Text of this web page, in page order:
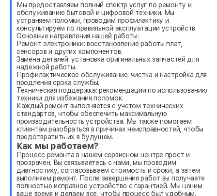
Мы предоставляем полный спектр услуг по ремонту и
обслуживанию бытовой и цифровой техники. Мы
устраняем поломки, проводим профилактику и
консультируем по правильной эксплуатации устройств.
Основные направления нашей работы:
Ремонт электроники: восстановление работы плат,
сенсоров и других компонентов.
Замена деталей: установка оригинальных запчастей для
надежной работы.
Профилактическое обслуживание: чистка и настройка для
продления срока службы.
Техническая поддержка: рекомендации по использованию
техники для избежания поломок.
Каждый ремонт выполняется с учетом технических
стандартов, чтобы обеспечить максимальную
производительность устройства. Мы также помогаем
клиентам разобраться в причинах неисправностей, чтобы
предотвратить их в будущем.
Как мы работаем?
Процесс ремонта в нашем сервисном центре прост и
прозрачен. Вы связываетесь с нами, мы проводим
диагностику, согласовываем стоимость и сроки, а затем
выполняем ремонт. После завершения работ вы получаете
полностью исправное устройство с гарантией. Мы ценим
ваше время и делаем все, чтобы процесс был удобным.